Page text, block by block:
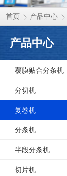
首页 产品中心
产品中心
覆膜贴合分条机
分切机
复卷机
分条机
半段分条机
切片机